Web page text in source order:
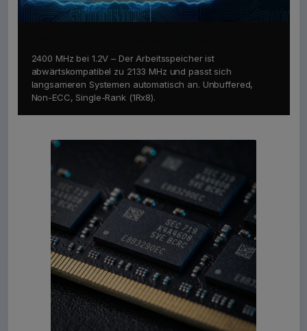
2400 MHz bei 1.2V – Der Arbeitsspeicher ist
abwärtskompatibel zu 2133 MHz und passt sich
langsameren Systemen automatisch an. Unbuffered,
Non-ECC, Single-Rank (1Rx8).